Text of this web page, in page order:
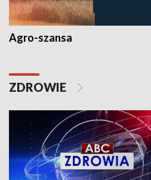
Agro-szansa
ZDROWIE